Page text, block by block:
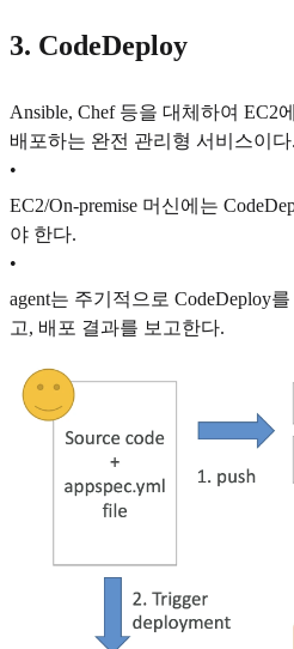
3. CodeDeploy
Ansible, Chef 등을 대체하여 EC2
배포하는 완전 관리형 서비스이다.
•
EC2/On-premise 머신에는
야 한다.
•
agent는 주기적으로 CodeDeploy
고, 배포 결과를 보고한다.